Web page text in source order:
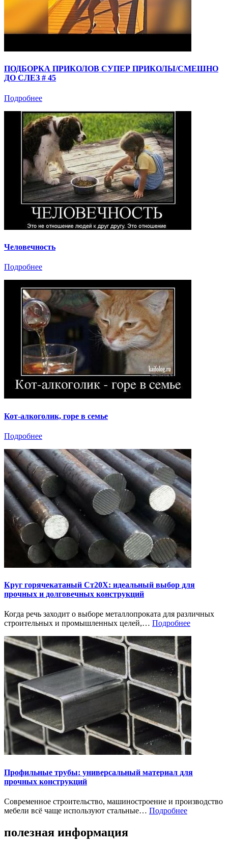
ПОДБОРКА ПРИКОЛОВ СУПЕР ПРИКОЛЫ/СМЕШНО
ДО СЛЕЗ # 45
Подробнее
Человечность
Подробнее
Кот-алкоголик, горе в семье
Подробнее
Круг горячекатаный Ст20Х: идеальный выбор для
прочных и долговечных конструкций
Когда речь заходит о выборе металлопроката для различных
строительных и промышленных целей,… Подробнее
Профильные трубы: универсальный материал для
прочных конструкций
Современное строительство, машиностроение и производство
мебели всё чаще используют стальные… Подробнее
полезная информация